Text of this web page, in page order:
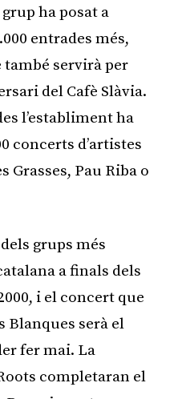
ha posat a
entrades més,
també servirà per
del Cafè Slàvia.
l’establiment ha
concerts d’artistes
Grasses, Pau Riba o
grups més
a finals dels
i el concert que
Blanques serà el
fer mai. La
completaran el